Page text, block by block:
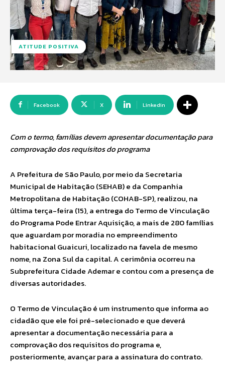
ATITUDE POSITIVA
Facebook X Linkedin
Com o termo, famílias devem apresentar documentação para
comprovação dos requisitos do programa
A Prefeitura de São Paulo, por meio da Secretaria
Municipal de Habitação (SEHAB) e da Companhia
Metropolitana de Habitação (COHAB-SP), realizou, na
última terça-feira (15), a entrega do Termo de Vinculação
do Programa Pode Entrar Aquisição, a mais de 280 famílias
que aguardam por moradia no empreendimento
habitacional Guaicuri, localizado na favela de mesmo
nome, na Zona Sul da capital. A cerimônia ocorreu na
Subprefeitura Cidade Ademar e contou com a presença de
diversas autoridades.
O Termo de Vinculação é um instrumento que informa ao
cidadão que ele foi pré-selecionado e que deverá
apresentar a documentação necessária para a
comprovação dos requisitos do programa e,
posteriormente, avançar para a assinatura do contrato.